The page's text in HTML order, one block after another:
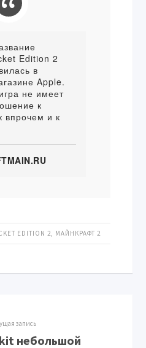
Edition 2
в
Apple.
не имеет
к
впрочем и к
EDITION 2, МАЙНКРАФТ 2
запись
небольшой